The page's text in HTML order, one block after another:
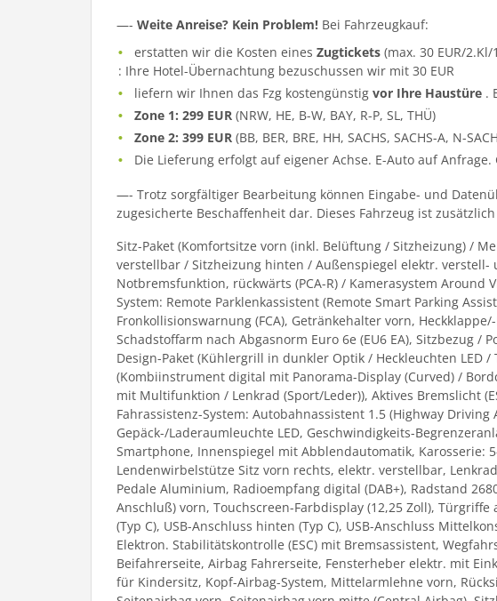
—- Weite Anreise? Kein Problem! Bei Fahrzeugkauf:
erstatten wir die Kosten einesZugtickets(max. 30 EUR/
: Ihre Hotel-Übernachtung bezuschussen wir mit 30 EUR
liefern wir Ihnen das Fzg kostengünstigvor Ihre Haustüre .
Zone 1: 299 EUR (NRW, HE, B-W, BAY, R-P, SL, THÜ)
Zone 2: 399 EUR (BB, BER, BRE, HH, SACHS, SACHS-A, N-
Die Lieferung erfolgt auf eigener Achse. E-Auto auf
—- Trotz sorgfältiger Bearbeitung können Eingabe- und
zugesicherte Beschaffenheit dar. Dieses Fahrzeug ist
Sitz-Paket (Komfortsitze vorn (inkl. Belüftung / Sitzheizung) /
verstellbar / Sitzheizung hinten / Außenspiegel elektr. verstell-
Notbremsfunktion, rückwärts (PCA-R) / Kamerasystem Around
System: Remote Parklenkassistent (Remote Smart Parking
Fronkollisionswarnung (FCA), Getränkehalter vorn,
Schadstoffarm nach Abgasnorm Euro 6e (EU6 EA), Sitzbezug
Design-Paket (Kühlergrill in dunkler Optik / Heckleuchten LED
(Kombiinstrument digital mit Panorama-Display (Curved) /
mit Multifunktion / Lenkrad (Sport/Leder)), Aktives Bremslicht
Fahrassistenz-System: Autobahnassistent 1.5 (Highway
Gepäck-/Laderaumleuchte LED, Geschwindigkeits-
Smartphone, Innenspiegel mit Abblendautomatik,
Lendenwirbelstütze Sitz vorn rechts, elektr. verstellbar,
Pedale Aluminium, Radioempfang digital (DAB+), Radstand
Anschluß) vorn, Touchscreen-Farbdisplay (12,25 Zoll),
(Typ C), USB-Anschluss hinten (Typ C), USB-Anschluss
Elektron. Stabilitätskontrolle (ESC) mit Bremsassistent,
Beifahrerseite, Airbag Fahrerseite, Fensterheber elektr. mit
für Kindersitz, Kopf-Airbag-System, Mittelarmlehne vorn,